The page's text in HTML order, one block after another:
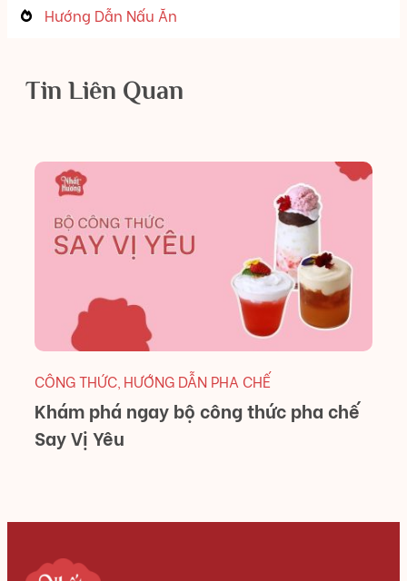
Hướng Dẫn Nấu Ăn
Tin Liên Quan
CÔNG THỨC, HƯỚNG DẪN PHA CHẾ
Khám phá ngay bộ công thức pha chế
Say Vị Yêu